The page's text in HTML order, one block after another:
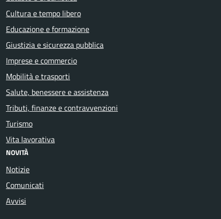
Cultura e tempo libero
Educazione e formazione
Giustizia e sicurezza pubblica
Imprese e commercio
Mobilità e trasporti
Salute, benessere e assistenza
Tributi, finanze e contravvenzioni
Turismo
Vita lavorativa
NOVITÀ
Notizie
Comunicati
Avvisi